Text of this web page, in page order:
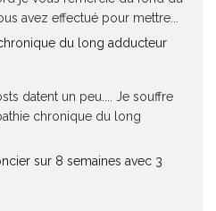
avez effectué pour mettre...
du long adducteur
datent un peu.... Je souffre
chronique du long
sur 8 semaines avec 3